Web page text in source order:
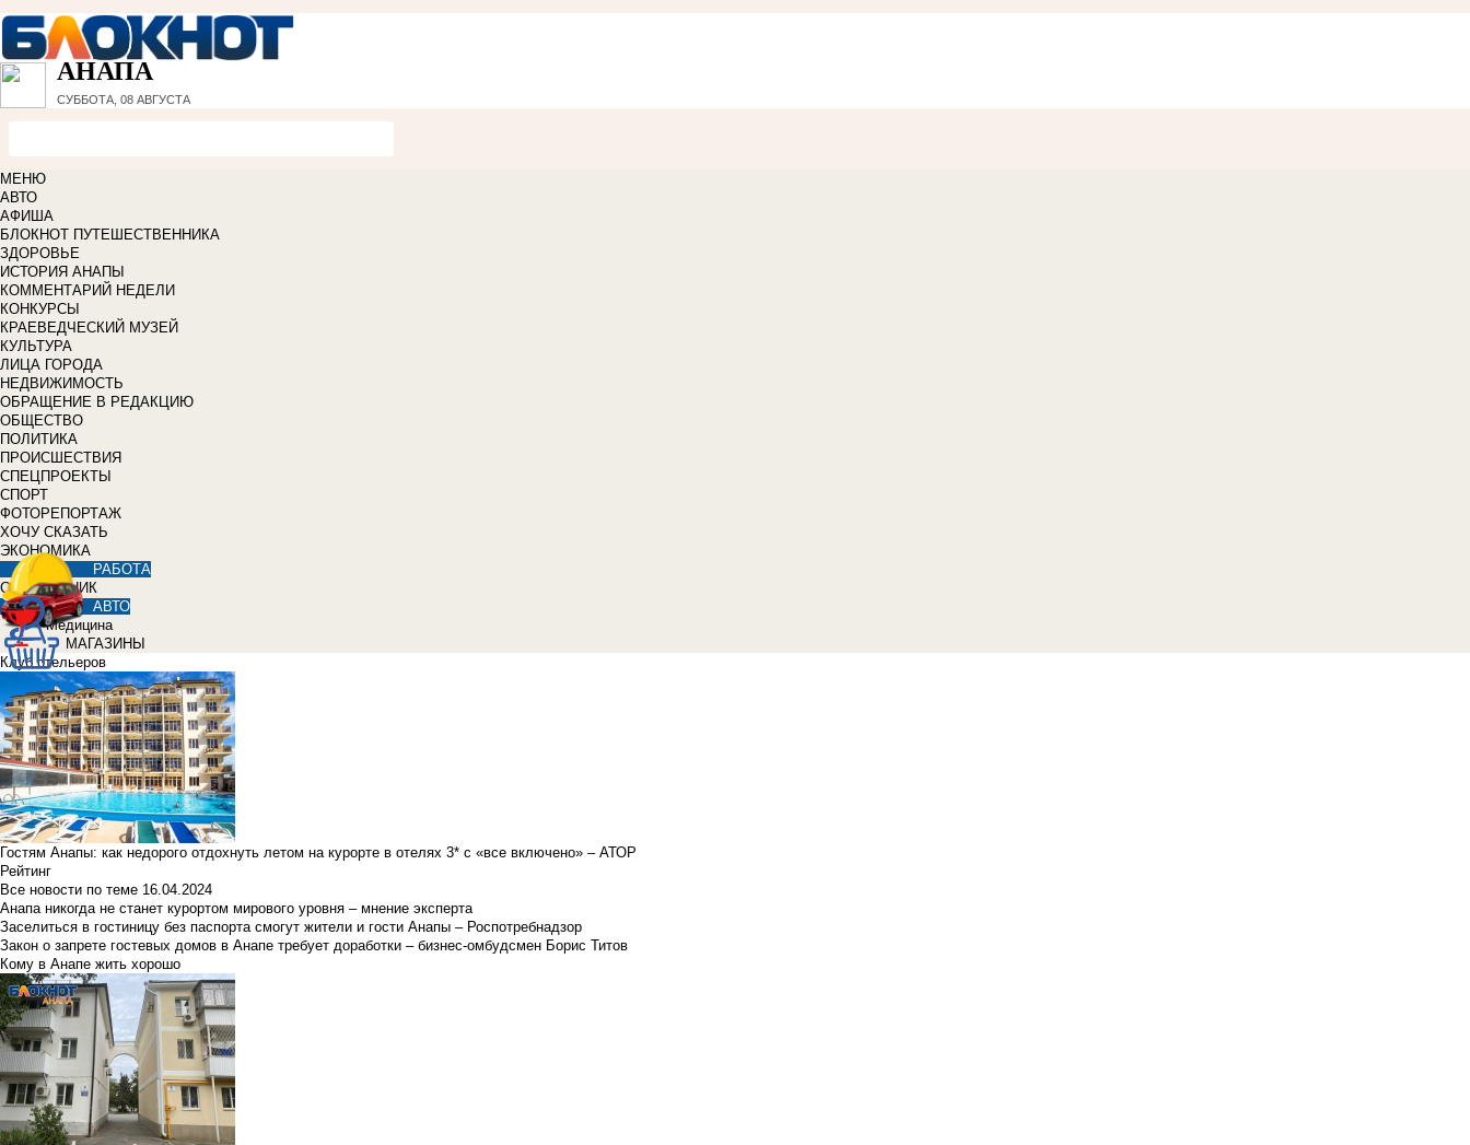
АНАПА
СУББОТА, 08 АВГУСТА
МЕНЮ
АВТО
АФИША
БЛОКНОТ ПУТЕШЕСТВЕННИКА
ЗДОРОВЬЕ
ИСТОРИЯ АНАПЫ
КОММЕНТАРИЙ НЕДЕЛИ
КОНКУРСЫ
КРАЕВЕДЧЕСКИЙ МУЗЕЙ
КУЛЬТУРА
ЛИЦА ГОРОДА
НЕДВИЖИМОСТЬ
ОБРАЩЕНИЕ В РЕДАКЦИЮ
ОБЩЕСТВО
ПОЛИТИКА
ПРОИСШЕСТВИЯ
СПЕЦПРОЕКТЫ
СПОРТ
ФОТОРЕПОРТАЖ
ХОЧУ СКАЗАТЬ
ЭКОНОМИКА
РАБОТА
СПРАВОЧНИК
АВТО
Медицина
МАГАЗИНЫ
Клуб отельеров
Гостям Анапы: как недорого отдохнуть летом на курорте в отелях 3* с «все включено» – АТОР
Рейтинг
Все новости по теме 16.04.2024
Анапа никогда не станет курортом мирового уровня – мнение эксперта
Заселиться в гостиницу без паспорта смогут жители и гости Анапы – Роспотребнадзор
Закон о запрете гостевых домов в Анапе требует доработки – бизнес-омбудсмен Борис Титов
Кому в Анапе жить хорошо